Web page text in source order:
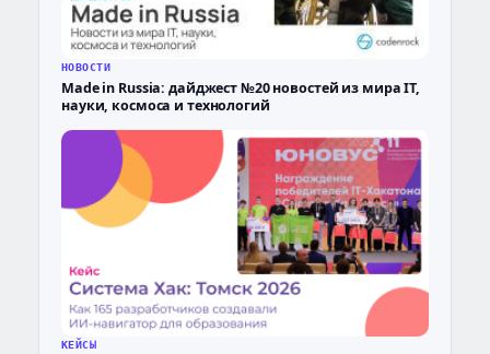
НОВОСТИ
Made in Russia: дайджест №20 новостей из мира IT,
науки, космоса и технологий
КЕЙСЫ